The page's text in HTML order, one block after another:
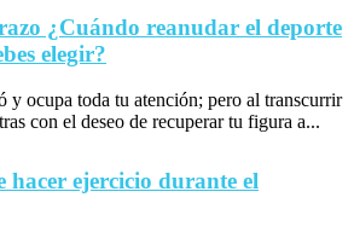
¿Cuándo reanudar el deporte
elegir?
y ocupa toda tu atención; pero al transcurrir
con el deseo de recuperar tu figura a...
ejercicio durante el